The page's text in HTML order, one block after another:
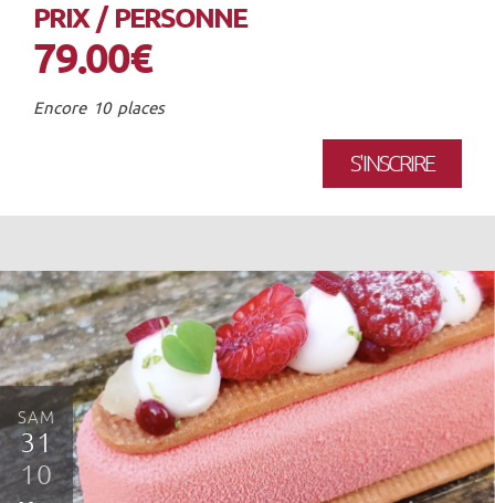
PRIX / PERSONNE
79.00€
Encore 10 places
S'INSCRIRE
SAM
31
10